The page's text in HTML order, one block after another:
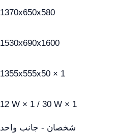
1370x650x580
1530x690x1600
1355x555x50 × 1
12 W × 1 / 30 W × 1
شخصان - جانب واحد